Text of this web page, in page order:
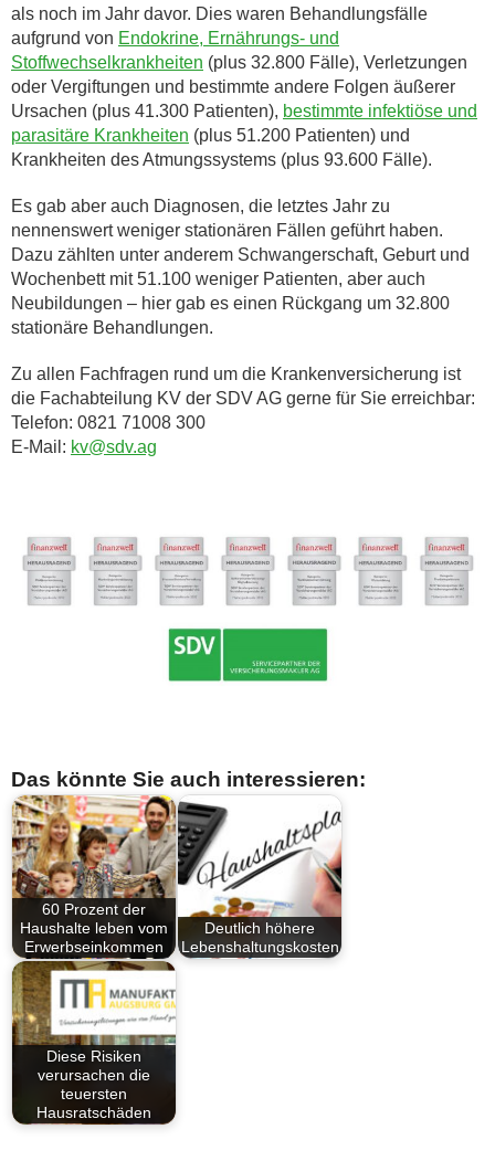
als noch im Jahr davor. Dies waren Behandlungsfälle
aufgrund von Endokrine, Ernährungs- und
Stoffwechselkrankheiten (plus 32.800 Fälle), Verletzungen
oder Vergiftungen und bestimmte andere Folgen äußerer
Ursachen (plus 41.300 Patienten), bestimmte infektiöse und
parasitäre Krankheiten (plus 51.200 Patienten) und
Krankheiten des Atmungssystems (plus 93.600 Fälle).
Es gab aber auch Diagnosen, die letztes Jahr zu
nennenswert weniger stationären Fällen geführt haben.
Dazu zählten unter anderem Schwangerschaft, Geburt und
Wochenbett mit 51.100 weniger Patienten, aber auch
Neubildungen – hier gab es einen Rückgang um 32.800
stationäre Behandlungen.
Zu allen Fachfragen rund um die Krankenversicherung ist
die Fachabteilung KV der SDV AG gerne für Sie erreichbar:
Telefon: 0821 71008 300
E-Mail: kv@sdv.ag
Das könnte Sie auch interessieren:
60 Prozent der
Haushalte leben vom
Erwerbseinkommen
Deutlich höhere
Lebenshaltungskosten
Diese Risiken
verursachen die
teuersten
Hausratschäden